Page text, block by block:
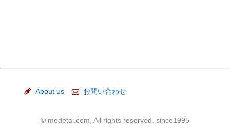
About us お問い合わせ
© medetai.com, All rights reserved. since1995